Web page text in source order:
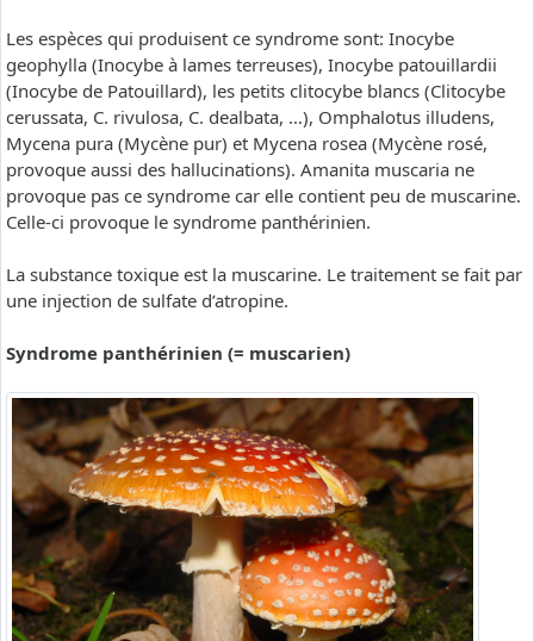
Les espèces qui produisent ce syndrome sont: Inocybe
geophylla (Inocybe à lames terreuses), Inocybe patouillardii
(Inocybe de Patouillard), les petits clitocybe blancs (Clitocybe
cerussata, C. rivulosa, C. dealbata, …), Omphalotus illudens,
Mycena pura (Mycène pur) et Mycena rosea (Mycène rosé,
provoque aussi des hallucinations). Amanita muscaria ne
provoque pas ce syndrome car elle contient peu de muscarine.
Celle-ci provoque le syndrome panthérinien.
La substance toxique est la muscarine. Le traitement se fait par
une injection de sulfate d’atropine.
Syndrome panthérinien (= muscarien)